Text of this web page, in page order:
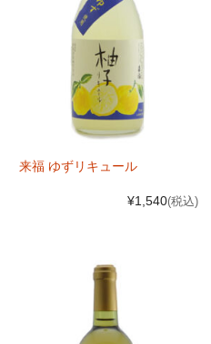
来福 ゆずリキュール
¥1,540(税込)